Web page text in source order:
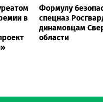
в
Формулу
спецназ
динамовцам
области